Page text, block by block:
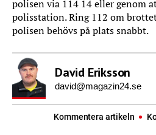
polisen via 114 14 eller genom
polisstation. Ring 112 om
polisen behövs på plats snabbt.
David Eriksson
david@magazin24.se
Kommentera artikeln